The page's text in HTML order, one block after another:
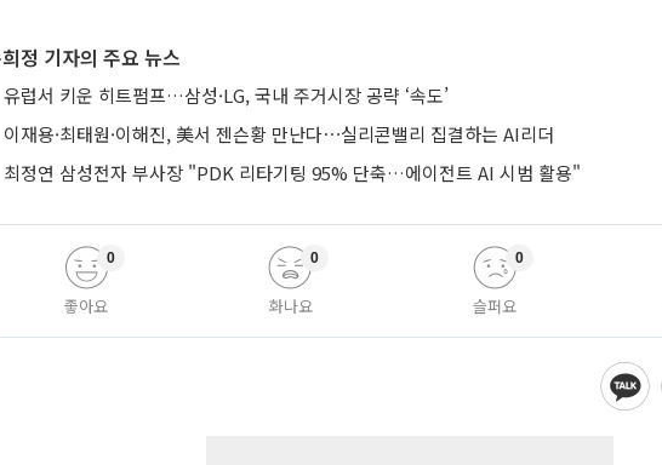
정 기자의 주요 뉴스
유럽서 키운 히트펌프…삼성·LG, 국내 주거시장 공략 ‘속도’
이재용·최태원·이해진, 美서 젠슨황 만난다⋯실리콘밸리 집결하는 AI리더
최정연 삼성전자 부사장 "PDK 리타기팅 95% 단축…에이전트 AI 시범 활용"
좋아요
0
화나요
0
슬퍼요
0